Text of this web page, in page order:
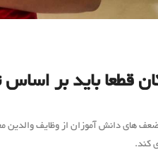
باید بر اساس
های دانش آموزان از وظایف
کند.